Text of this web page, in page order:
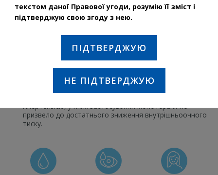
Діюча речовина: Бринзоламід
Зниження внутрішньоочного тиску у дорослих
гіпертензією, у яких застосування монотерапії не
призвело до достатнього зниження внутрішньоочного
тиску.
текстом даної Правової угоди, розумію її зміст і
підтверджую свою згоду з нею.
ПІДТВЕРДЖУЮ
НЕ ПІДТВЕРДЖУЮ